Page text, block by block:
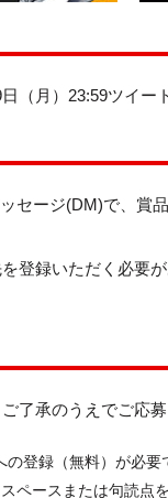
（月）23:59ツイー
セージ(DM)で、賞
登録いただく必要
了承のうえでご応
の登録（無料）が必要
ペースまたは句読点